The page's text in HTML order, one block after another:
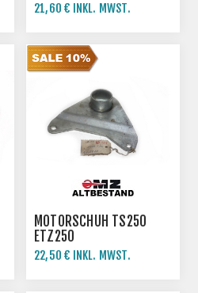
21,60 € INKL. MWST.
MOTORSCHUH TS250
ETZ250
22,50 € INKL. MWST.